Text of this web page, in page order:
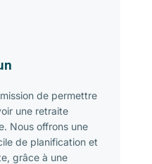
de permettre
une retraite
Nous offrons une
de planification et
grâce à une